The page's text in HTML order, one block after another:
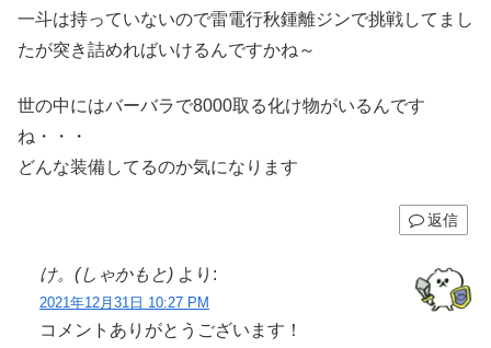
一斗は持っていないので雷電行秋鍾離ジンで挑戦してまし
たが突き詰めればいけるんですかね～
世の中にはバーバラで8000取る化け物がいるんです
ね・・・
どんな装備してるのか気になります
返信
け。(しゃかもと) より:
2021年12月31日 10:27 PM
コメントありがとうございます！